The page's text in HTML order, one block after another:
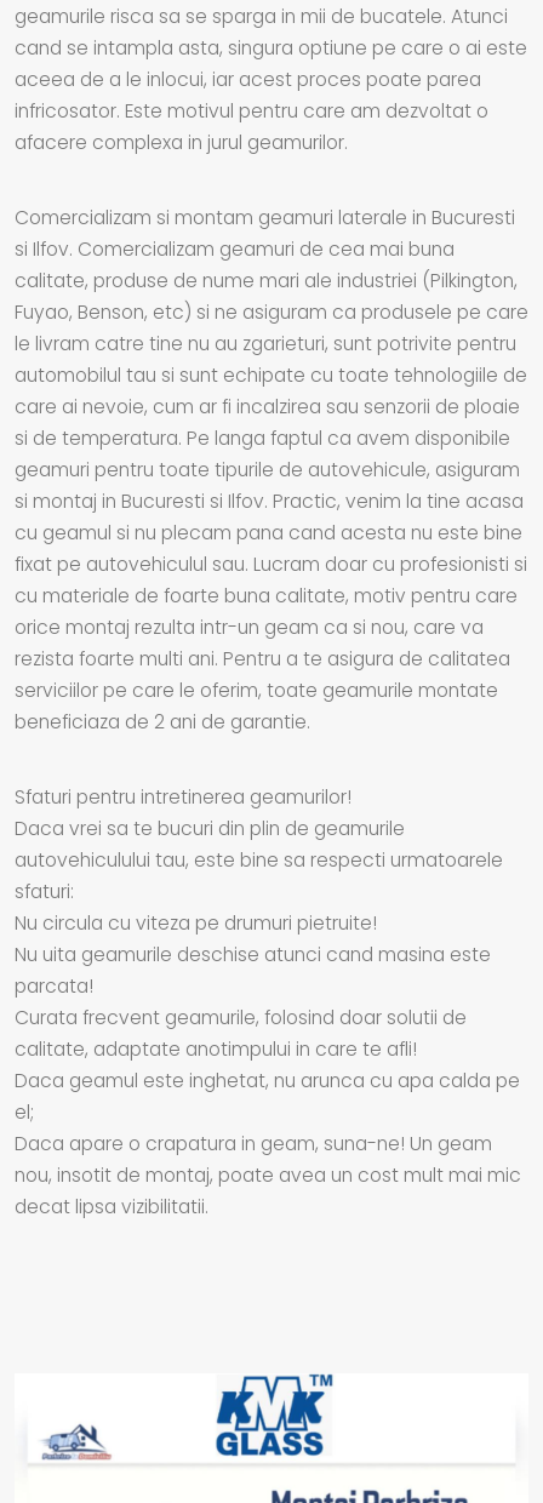
geamurile risca sa se sparga in mii de bucatele. Atunci
cand se intampla asta, singura optiune pe care o ai este
aceea de a le inlocui, iar acest proces poate parea
infricosator. Este motivul pentru care am dezvoltat o
afacere complexa in jurul geamurilor.
Comercializam si montam geamuri laterale in Bucuresti
si Ilfov. Comercializam geamuri de cea mai buna
calitate, produse de nume mari ale industriei (Pilkington,
Fuyao, Benson, etc) si ne asiguram ca produsele pe care
le livram catre tine nu au zgarieturi, sunt potrivite pentru
automobilul tau si sunt echipate cu toate tehnologiile de
care ai nevoie, cum ar fi incalzirea sau senzorii de ploaie
si de temperatura. Pe langa faptul ca avem disponibile
geamuri pentru toate tipurile de autovehicule, asiguram
si montaj in Bucuresti si Ilfov. Practic, venim la tine acasa
cu geamul si nu plecam pana cand acesta nu este bine
fixat pe autovehiculul sau. Lucram doar cu profesionisti si
cu materiale de foarte buna calitate, motiv pentru care
orice montaj rezulta intr-un geam ca si nou, care va
rezista foarte multi ani. Pentru a te asigura de calitatea
serviciilor pe care le oferim, toate geamurile montate
beneficiaza de 2 ani de garantie.
Sfaturi pentru intretinerea geamurilor!
Daca vrei sa te bucuri din plin de geamurile
autovehiculului tau, este bine sa respecti urmatoarele
sfaturi:
Nu circula cu viteza pe drumuri pietruite!
Nu uita geamurile deschise atunci cand masina este
parcata!
Curata frecvent geamurile, folosind doar solutii de
calitate, adaptate anotimpului in care te afli!
Daca geamul este inghetat, nu arunca cu apa calda pe
el;
Daca apare o crapatura in geam, suna-ne! Un geam
nou, insotit de montaj, poate avea un cost mult mai mic
decat lipsa vizibilitatii.